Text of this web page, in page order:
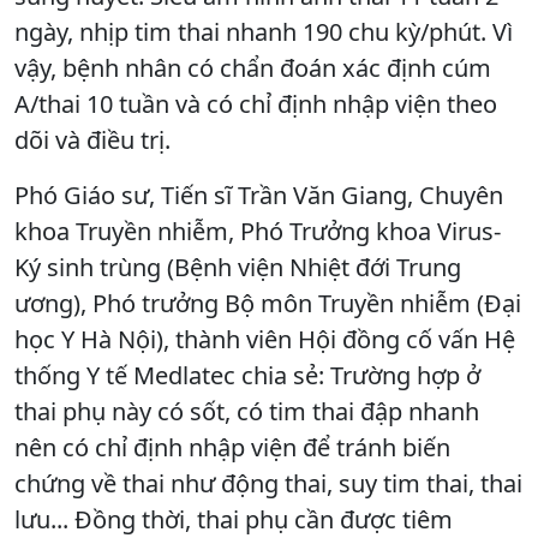
ngày, nhịp tim thai nhanh 190 chu kỳ/phút. Vì
vậy, bệnh nhân có chẩn đoán xác định cúm
A/thai 10 tuần và có chỉ định nhập viện theo
dõi và điều trị.
Phó Giáo sư, Tiến sĩ Trần Văn Giang, Chuyên
khoa Truyền nhiễm, Phó Trưởng khoa Virus-
Ký sinh trùng (Bệnh viện Nhiệt đới Trung
ương), Phó trưởng Bộ môn Truyền nhiễm (Đại
học Y Hà Nội), thành viên Hội đồng cố vấn Hệ
thống Y tế Medlatec chia sẻ: Trường hợp ở
thai phụ này có sốt, có tim thai đập nhanh
nên có chỉ định nhập viện để tránh biến
chứng về thai như động thai, suy tim thai, thai
lưu... Đồng thời, thai phụ cần được tiêm